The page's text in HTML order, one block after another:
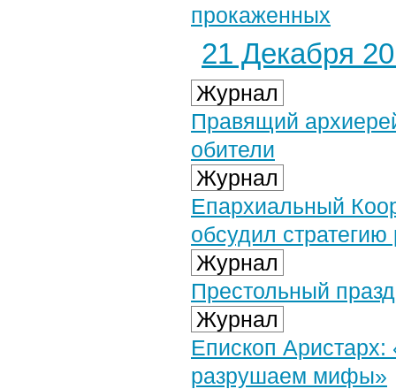
прокаженных
21 Декабря
Журнал
Правящий
обители
Журнал
Епархиальный
обсудил стратегию
Журнал
Престольный
Журнал
Епископ
разрушаем мифы»